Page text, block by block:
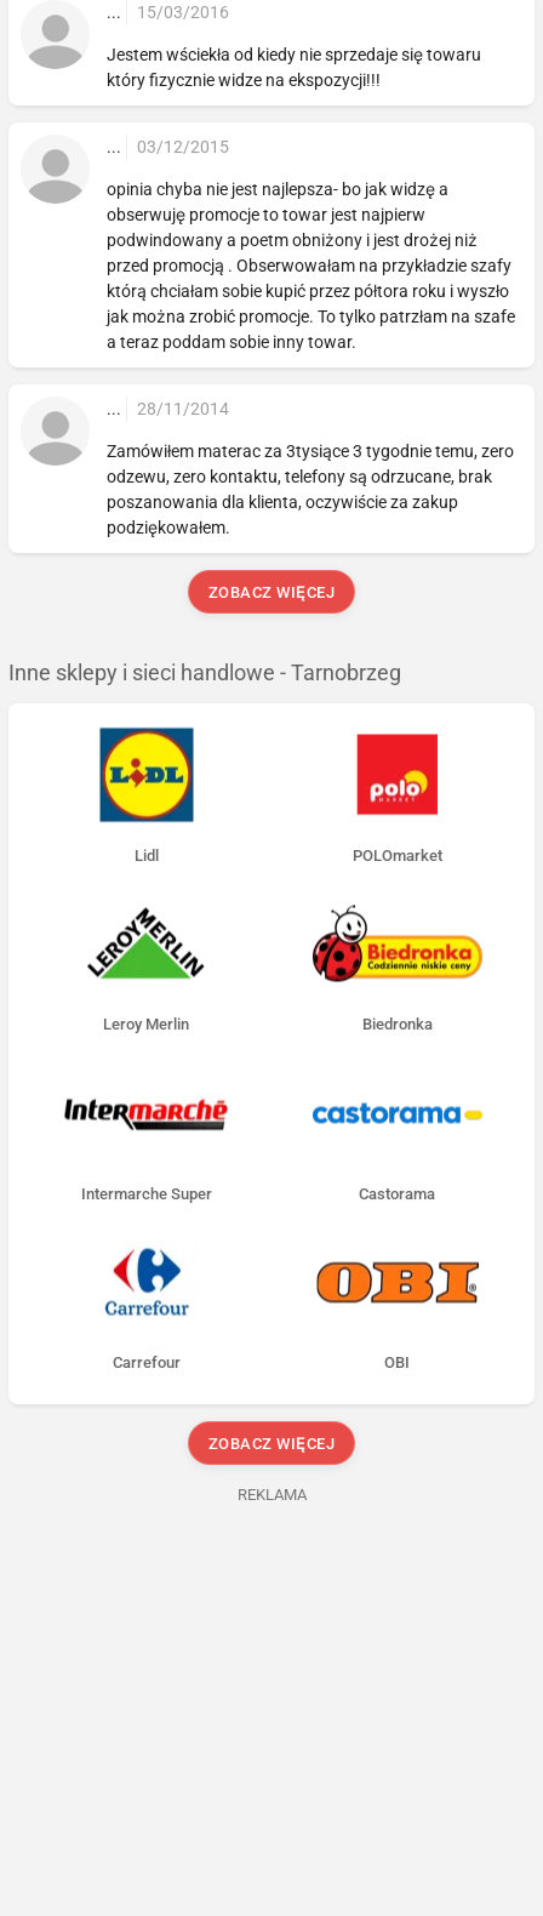
... 15/03/2016
Jestem wściekła od kiedy nie sprzedaje się towaru
który fizycznie widze na ekspozycji!!!
... 03/12/2015
opinia chyba nie jest najlepsza- bo jak widzę a
obserwuję promocje to towar jest najpierw
podwindowany a poetm obniżony i jest drożej niż
przed promocją . Obserwowałam na przykładzie szafy
którą chciałam sobie kupić przez półtora roku i wyszło
jak można zrobić promocje. To tylko patrzłam na szafe
a teraz poddam sobie inny towar.
... 28/11/2014
Zamówiłem materac za 3tysiące 3 tygodnie temu, zero
odzewu, zero kontaktu, telefony są odrzucane, brak
poszanowania dla klienta, oczywiście za zakup
podziękowałem.
ZOBACZ WIĘCEJ
Inne sklepy i sieci handlowe - Tarnobrzeg
Lidl POLOmarket
Leroy Merlin Biedronka
Intermarche Super Castorama
Carrefour OBI
ZOBACZ WIĘCEJ
REKLAMA